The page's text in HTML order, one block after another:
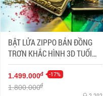
BẬT LỬA ZIPPO BẢN ĐỒNG
TRƠN KHẮC HÌNH 3D TUỔI
CON KHỈ SIÊU SẮC NÉT
1.499.000đ -17%
1.800.000đ